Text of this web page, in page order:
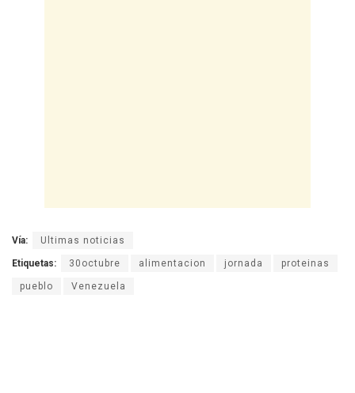
Vía: Ultimas noticias
Etiquetas: 30octubre alimentacion jornada proteinas
pueblo Venezuela